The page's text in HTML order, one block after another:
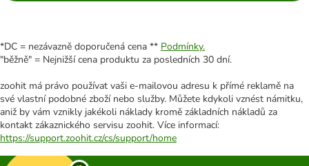
*DC = nezávazně doporučená cena ** Podmínky.
"běžně" = Nejnižší cena produktu za posledních 30 dní.
zoohit má právo používat vaši e-mailovou adresu k přímé reklamě na
své vlastní podobné zboží nebo služby. Můžete kdykoli vznést námitku,
aniž by vám vznikly jakékoli náklady kromě základních nákladů za
kontakt zákaznického servisu zoohit. Více informací:
https://support.zoohit.cz/cs/support/home